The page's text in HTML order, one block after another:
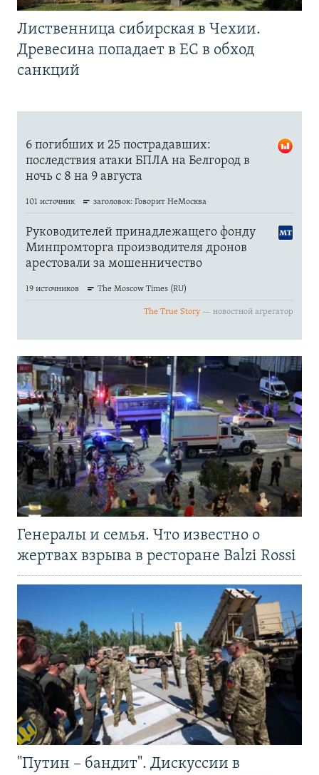
Лиственница сибирская в Чехии.
Древесина попадает в ЕС в обход
санкций
Генералы и семья. Что известно о
жертвах взрыва в ресторане Balzi Rossi
"Путин – бандит". Дискуссии в